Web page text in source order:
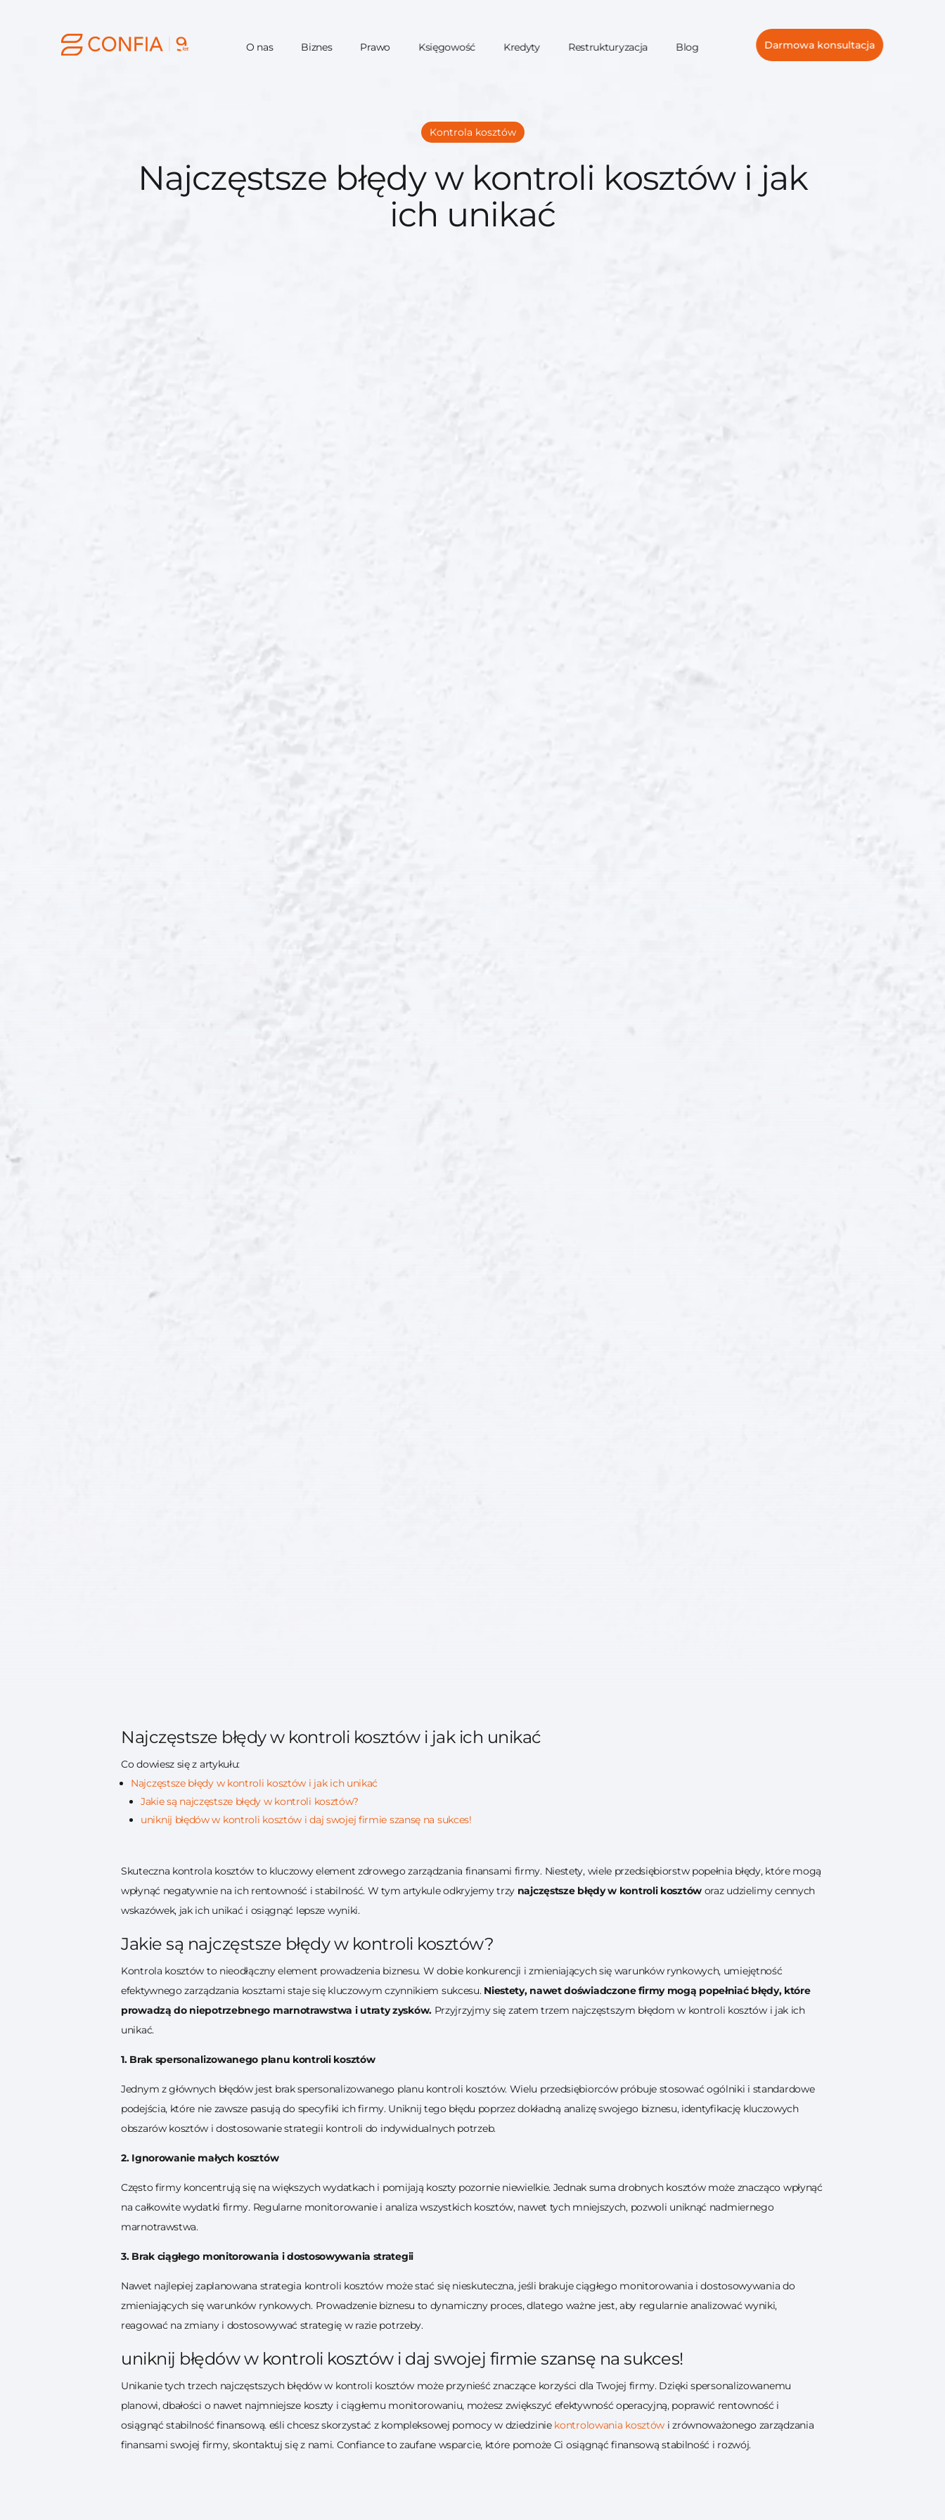
O nas Biznes Prawo Księgowość Kredyty Restrukturyzacja Blog Darmowa konsultacja
Kontrola kosztów
Najczęstsze błędy w kontroli kosztów i jak
ich unikać
Najczęstsze błędy w kontroli kosztów i jak ich unikać
Co dowiesz się z artykułu:
Najczęstsze błędy w kontroli kosztów i jak ich unikać
Jakie są najczęstsze błędy w kontroli kosztów?
uniknij błędów w kontroli kosztów i daj swojej firmie szansę na sukces!
Skuteczna kontrola kosztów to kluczowy element zdrowego zarządzania finansami firmy. Niestety, wiele przedsiębiorstw popełnia błędy, które mogą
wpłynąć negatywnie na ich rentowność i stabilność. W tym artykule odkryjemy trzy najczęstsze błędy w kontroli kosztóworaz udzielimy cennych
wskazówek, jak ich unikać i osiągnąć lepsze wyniki.
Jakie są najczęstsze błędy w kontroli kosztów?
Kontrola kosztów to nieodłączny element prowadzenia biznesu. W dobie konkurencji i zmieniających się warunków rynkowych, umiejętność
efektywnego zarządzania kosztami staje się kluczowym czynnikiem sukcesu. Niestety, nawet doświadczone firmy mogą popełniać błędy, które
prowadzą do niepotrzebnego marnotrawstwa i utraty zysków.Przyjrzyjmy się zatem trzem najczęstszym błędom w kontroli kosztów i jak ich
unikać.
1. Brak spersonalizowanego planu kontroli kosztów
Jednym z głównych błędów jest brak spersonalizowanego planu kontroli kosztów. Wielu przedsiębiorców próbuje stosować ogólniki i standardowe
podejścia, które nie zawsze pasują do specyfiki ich firmy. Uniknij tego błędu poprzez dokładną analizę swojego biznesu, identyfikację kluczowych
obszarów kosztów i dostosowanie strategii kontroli do indywidualnych potrzeb.
2. Ignorowanie małych kosztów
Często firmy koncentrują się na większych wydatkach i pomijają koszty pozornie niewielkie. Jednak suma drobnych kosztów może znacząco wpłynąć
na całkowite wydatki firmy. Regularne monitorowanie i analiza wszystkich kosztów, nawet tych mniejszych, pozwoli uniknąć nadmiernego
marnotrawstwa.
3. Brak ciągłego monitorowania i dostosowywania strategii
Nawet najlepiej zaplanowana strategia kontroli kosztów może stać się nieskuteczna, jeśli brakuje ciągłego monitorowania i dostosowywania do
zmieniających się warunków rynkowych. Prowadzenie biznesu to dynamiczny proces, dlatego ważne jest, aby regularnie analizować wyniki,
reagować na zmiany i dostosowywać strategię w razie potrzeby.
uniknij błędów w kontroli kosztów i daj swojej firmie szansę na sukces!
Unikanie tych trzech najczęstszych błędów w kontroli kosztów może przynieść znaczące korzyści dla Twojej firmy. Dzięki spersonalizowanemu
planowi, dbałości o nawet najmniejsze koszty i ciągłemu monitorowaniu, możesz zwiększyć efektywność operacyjną, poprawić rentowność i
osiągnąć stabilność finansową. eśli chcesz skorzystać z kompleksowej pomocy w dziedzinie kontrolowania kosztów i zrównoważonego zarządzania
finansami swojej firmy, skontaktuj się z nami. Confiance to zaufane wsparcie, które pomoże Ci osiągnąć finansową stabilność i rozwój.